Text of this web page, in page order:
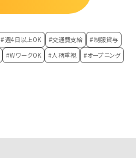
#週4日以上OK #交通費支給
#制服貸与
#WワークOK #人柄重視 #オープニング